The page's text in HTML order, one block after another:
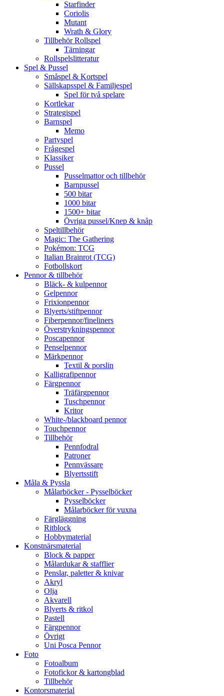
Starfinder
Coriolis
Mutant
Wrath & Glory
Tillbehör Rollspel
Tärningar
Rollspelslitteratur
Spel & Pussel
Småspel & Kortspel
Sällskapsspel & Familjespel
Spel för två spelare
Kortlekar
Strategispel
Barnspel
Memo
Partyspel
Frågespel
Klassiker
Pussel
Pusselmattor och tillbehör
Barnpussel
500 bitar
1000 bitar
1500+ bitar
Övriga pussel/Knep & knåp
Speltillbehör
Magic: The Gathering
Pokémon: TCG
Italian Brainrot (TCG)
Fotbollskort
Pennor & tillbehör
Bläck- & kulpennor
Gelpennor
Frixionpennor
Blyerts/stiftpennor
Fiberpennor/fineliners
Överstrykningspennor
Poscapennor
Penselpennor
Märkpennor
Textil & porslin
Kalligrafipennor
Färgpennor
Träfärgpennor
Tuschpennor
Kritor
White-/blackboard pennor
Touchpennor
Tillbehör
Pennfodral
Patroner
Pennvässare
Blyertsstift
Måla & Pyssla
Målarböcker - Pysselböcker
Pysselböcker
Målarböcker för vuxna
Färgläggning
Ritblock
Hobbymaterial
Konstnärsmaterial
Block & papper
Målardukar & stafflier
Penslar, paletter & knivar
Akryl
Olja
Akvarell
Blyerts & ritkol
Pastell
Färgpennor
Övrigt
Uni Posca Pennor
Foto
Fotoalbum
Fotofickor & kartongblad
Tillbehör
Kontorsmaterial